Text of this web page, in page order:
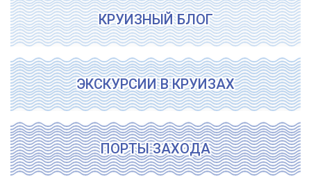
КРУИЗНЫЙ БЛОГ
ЭКСКУРСИИ В КРУИЗАХ
ПОРТЫ ЗАХОДА